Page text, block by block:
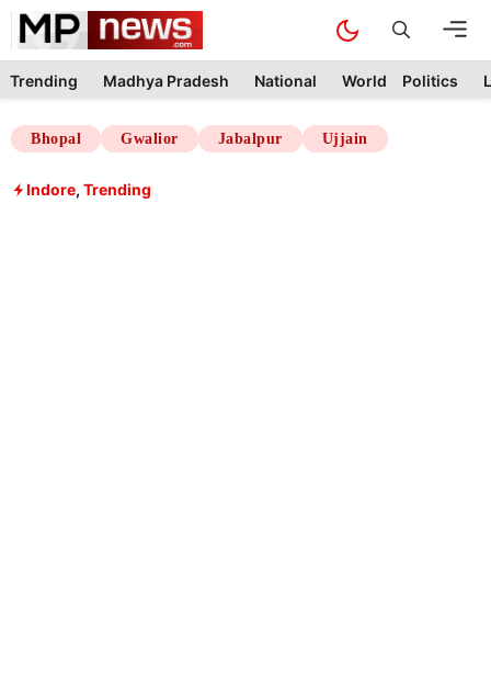
Skip
content
Trending Madhya Pradesh National World Politics
Bhopal Gwalior Jabalpur Ujjain
Indore, Trending